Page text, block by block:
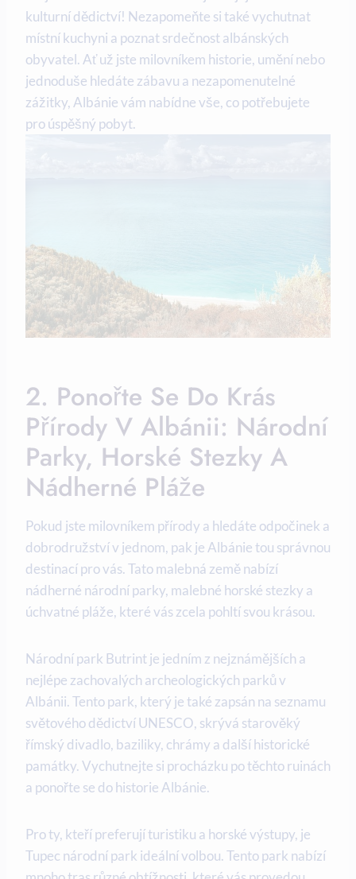
kulturní dědictví! Nezapomeňte si také vychutnat
místní⁤ kuchyni a poznat srdečnost albánských
obyvatel.⁤ Ať už jste milovníkem historie, umění nebo
jednoduše hledáte zábavu a nezapomenutelné
zážitky, Albánie vám nabídne ⁣vše, co potřebujete
pro úspěšný pobyt.
2. Ponořte Se Do⁤ Krás
Přírody V Albánii:​ Národní
Parky, ⁣horské⁢ Stezky A
Nádherné Pláže
Pokud jste milovníkem ​přírody a ⁤hledáte odpočinek⁣ a
dobrodružství v jednom, pak ⁣je Albánie tou správnou
destinací pro vás. Tato malebná země ⁣nabízí
nádherné národní‌ parky, malebné horské stezky a
úchvatné pláže, které ‌vás zcela ‍pohltí svou krásou.
Národní park Butrint je jedním z ⁤nejznámějších a
nejlépe zachovalých archeologických ‌parků v
Albánii. Tento ⁣park, který je také zapsán na seznamu
světového dědictví UNESCO, ‍skrývá starověký
římský divadlo,‍ baziliky, chrámy a ⁤další historické
památky. Vychutnejte si procházku po těchto⁣ ruinách⁢
a ponořte se do historie Albánie. ​
Pro ty, kteří preferují turistiku a horské výstupy, je
Tupec národní park ideální volbou. Tento‍ park nabízí